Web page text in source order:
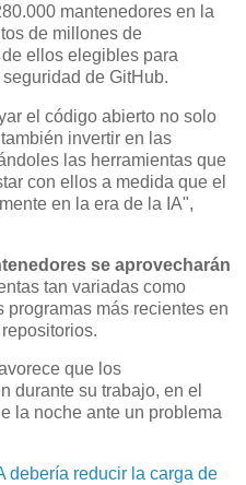
mantenedores en la
de millones de
ellos elegibles para
de GitHub.
el código abierto no solo
invertir en las
las herramientas que
con ellos a medida que el
en la era de la IA",
se aprovecharán
tan variadas como
más recientes en
que los
durante su trabajo, en el
la noche ante un problema
debería reducir la carga de